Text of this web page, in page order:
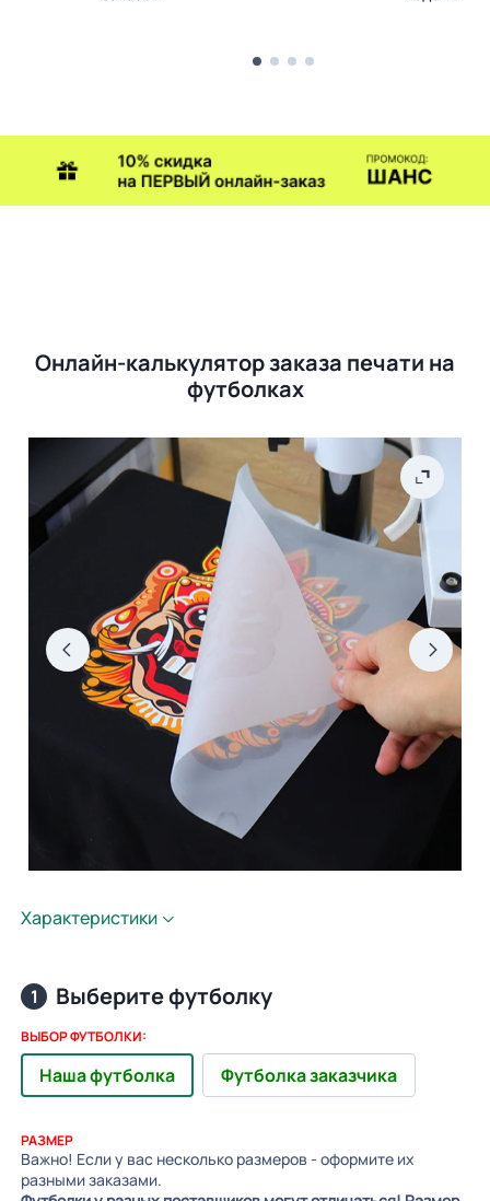
Онлайн-калькулятор заказа печати на
футболках
Характеристики
1 Выберите футболку
ВЫБОР ФУТБОЛКИ:
Наша футболка Футболка заказчика
РАЗМЕР
Важно! Если у вас несколько размеров - оформите их
разными заказами.